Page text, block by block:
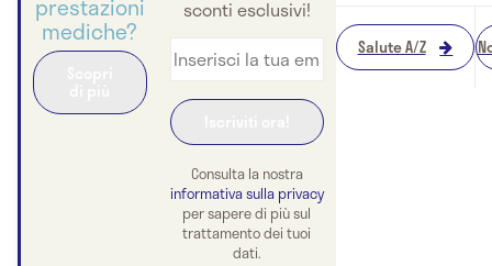
prestazioni
mediche?
sconti esclusivi!
Consulta la nostra
informativa sulla privacy
per sapere di più sul
trattamento dei tuoi
dati.
Salute A/Z